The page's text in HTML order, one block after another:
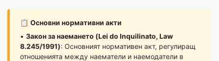
📋 Основни нормативни акти
• Закон за наемането (Lei do Inquilinato, Law
8.245/1991): Основният нормативен акт, регулиращ
отношенията между наематели и наемодатели в